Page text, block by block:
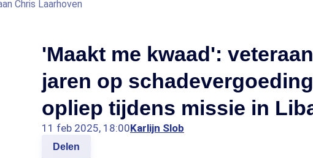
Chris Laarhoven
'Maakt me kwaad':
jaren op
opliep tijdens missie in
11 feb 2025, 18:00Karlijn Slob
Delen